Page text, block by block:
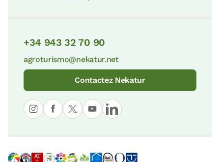
+34 943 32 70 90
agroturismo@nekatur.net
Contactez Nekatur